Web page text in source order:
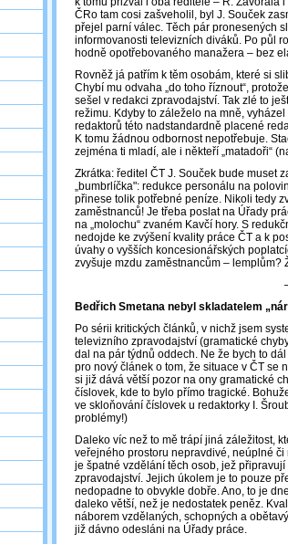
ČRo tam cosi zašveholil, byl J. Souček
přejel parní válec. Těch pár pronesených
informovanosti televizních diváků. Po půl
hodně opotřebovaného manažera – bez
Rovněž já patřím k těm osobám, které si
Chybí mu odvaha „do toho říznout“,
sešel v redakci zpravodajství. Tak zlé to
režimu. Kdyby to záleželo na mně,
redaktorů této nadstandardně placené
K tomu žádnou odbornost nepotřebuje.
zejména ti mladí, ale i někteří „matadoři“
Zkrátka: ředitel ČT J. Souček bude muset
„bumbrlíčka": redukce personálu na
přinese tolik potřebné peníze. Nikoli tedy
zaměstnanců! Je třeba poslat na Úřady
na „molochu“ zvaném Kavčí hory. S
nedojde ke zvýšení kvality práce ČT a k
úvahy o vyšších koncesionářských
zvyšuje mzdu zaměstnancům – lemplům?
Bedřich Smetana nebyl skladatelem
Po sérii kritických článků, v nichž jsem
televizního zpravodajství (gramatické
dal na pár týdnů oddech. Ne že bych to
pro nový článek o tom, že situace v ČT se
si již dává větší pozor na ony gramatické
číslovek, kde to bylo přímo tragické.
ve skloňování číslovek u redaktorky I.
problémy!)
Daleko víc než to mě trápí jiná záležitost,
veřejného prostoru nepravdivé, neúplné
je špatné vzdělání těch osob, jež
zpravodajství. Jejich úkolem je to pouze
nedopadne to obvykle dobře. Ano, to je
daleko větší, než je nedostatek peněz.
náborem vzdělaných, schopných a
již dávno odesláni na Úřady práce.